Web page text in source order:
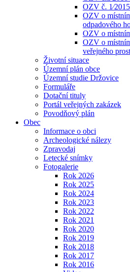
OZV č.
OZV o
odpadového
OZV o
OZV o
veřejného
Životní situace
Územní plán obce
Územní studie Držovice
Formuláře
Dotační tituly
Portál veřejných zakázek
Povodňový plán
Obec
Informace o obci
Archeologické nálezy
Zpravodaj
Letecké snímky
Fotogalerie
Rok 2026
Rok 2025
Rok 2024
Rok 2023
Rok 2022
Rok 2021
Rok 2020
Rok 2019
Rok 2018
Rok 2017
Rok 2016